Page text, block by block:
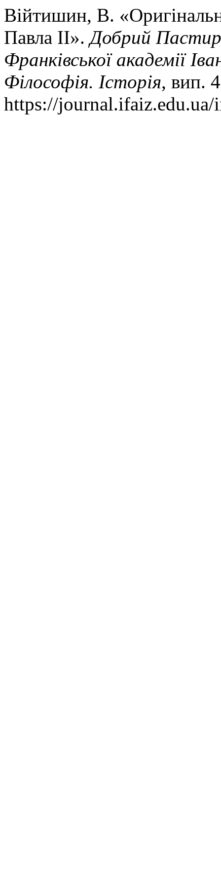
Війтишин, В.
Павла ІІ».Добрий
Франківської академії
Філософія. Історія, вип.
https://